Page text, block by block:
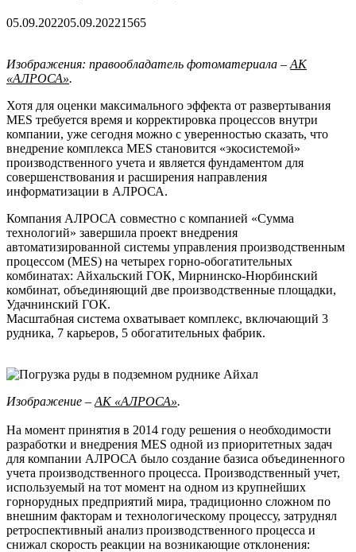
05.09.202205.09.20221565
Изображения: правообладатель фотоматериала – АК
«АЛРОСА».
Хотя для оценки максимального эффекта от развертывания
MES требуется время и корректировка процессов внутри
компании, уже сегодня можно с уверенностью сказать, что
внедрение комплекса MES становится «экосистемой»
производственного учета и является фундаментом для
совершенствования и расширения направления
информатизации в АЛРОСА.
Компания АЛРОСА совместно с компанией «Сумма
технологий» завершила проект внедрения
автоматизированной системы управления производственным
процессом (MES) на четырех горно-обогатительных
комбинатах: Айхальский ГОК, Мирнинско-Нюрбинский
комбинат, объединяющий две производственные площадки,
Удачнинский ГОК.
Масштабная система охватывает комплекс, включающий 3
рудника, 7 карьеров, 5 обогатительных фабрик.
Изображение – АК «АЛРОСА».
На момент принятия в 2014 году решения о необходимости
разработки и внедрения MES одной из приоритетных задач
для компании АЛРОСА было создание базиса объединенного
учета производственного процесса. Производственный учет,
используемый на тот момент на одном из крупнейших
горнорудных предприятий мира, традиционно сложном по
внешним факторам и технологическому процессу, затруднял
ретроспективный анализ производственного процесса и
снижал скорость реакции на возникающие отклонения: